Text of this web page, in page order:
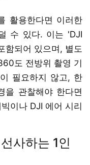
활용한다면 이러한
수 있다. 이는 'DJI
함되어 있으며, 별도
도 전방위 촬영 기
필요하지 않고, 한
을 관찰해야 한다면
이나 DJI 에어 시리
사하는 1인